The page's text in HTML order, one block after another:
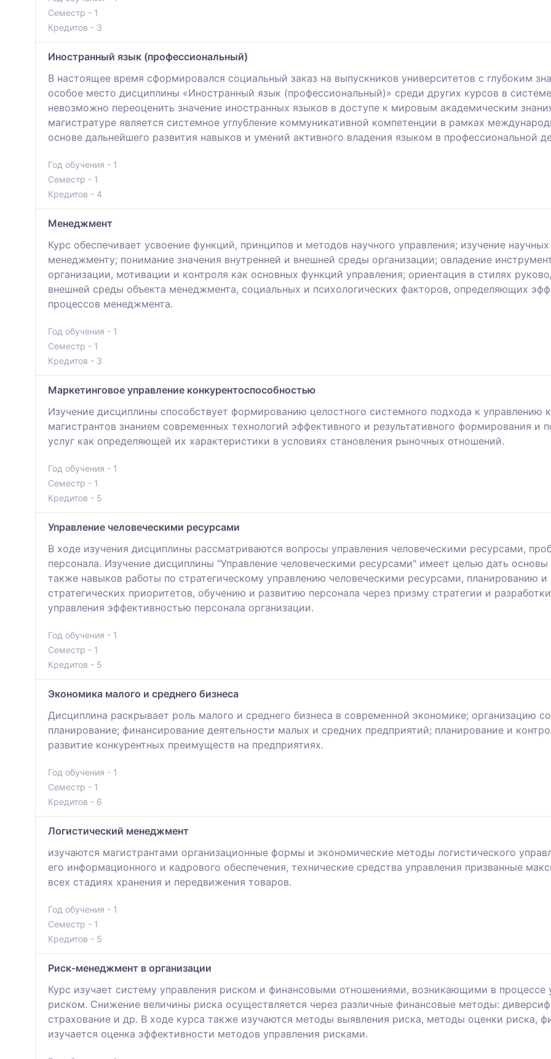
Семестр - 1
Кредитов - 3
Иностранный язык (профессиональный)
В настоящее время сформировался социальный заказ на выпускников университетов с глубоким
особое место дисциплины «Иностранный язык (профессиональный)» среди других курсов в
невозможно переоценить значение иностранных языков в доступе к мировым академическим
магистратуре является системное углубление коммуникативной компетенции в рамках
основе дальнейшего развития навыков и умений активного владения языком в профессиональной
Год обучения - 1
Семестр - 1
Кредитов - 4
Менеджмент
Курс обеспечивает усвоение функций, принципов и методов научного управления; изучение
менеджменту; понимание значения внутренней и внешней среды организации; овладение
организации, мотивации и контроля как основных функций управления; ориентация в стилях
внешней среды объекта менеджмента, социальных и психологических факторов, определяющих
процессов менеджмента.
Год обучения - 1
Семестр - 1
Кредитов - 3
Маркетинговое управление конкурентоспособностью
Изучение дисциплины способствует формированию целостного системного подхода к управлению
магистрантов знанием современных технологий эффективного и результативного формирования и
услуг как определяющей их характеристики в условиях становления рыночных отношений.
Год обучения - 1
Семестр - 1
Кредитов - 5
Управление человеческими ресурсами
В ходе изучения дисциплины рассматриваются вопросы управления человеческими ресурсами,
персонала. Изучение дисциплины "Управление человеческими ресурсами" имеет целью дать
также навыков работы по стратегическому управлению человеческими ресурсами, планированию
стратегических приоритетов, обучению и развитию персонала через призму стратегии и
управления эффективностью персонала организации.
Год обучения - 1
Семестр - 1
Кредитов - 5
Экономика малого и среднего бизнеса
Дисциплина раскрывает роль малого и среднего бизнеса в современной экономике; организацию
планирование; финансирование деятельности малых и средних предприятий; планирование и
развитие конкурентных преимуществ на предприятиях.
Год обучения - 1
Семестр - 1
Кредитов - 6
Логистический менеджмент
изучаются магистрантами организационные формы и экономические методы логистического
его информационного и кадрового обеспечения, технические средства управления призванные
всех стадиях хранения и передвижения товаров.
Год обучения - 1
Семестр - 1
Кредитов - 5
Риск-менеджмент в организации
Курс изучает систему управления риском и финансовыми отношениями, возникающими в процессе
риском. Снижение величины риска осуществляется через различные финансовые методы:
страхование и др. В ходе курса также изучаются методы выявления риска, методы оценки риска,
изучается оценка эффективности методов управления рисками.